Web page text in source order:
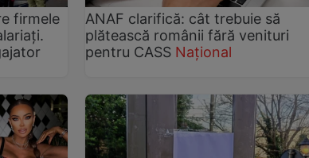
firmele
ANAF clarifică: cât trebuie să
plătească românii fără venituri
pentru CASS Național